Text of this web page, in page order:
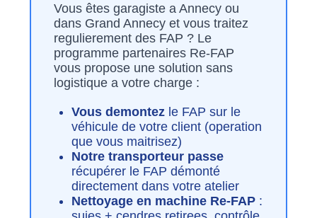
Vous êtes garagiste a Annecy ou
dans Grand Annecy et vous traitez
regulierement des FAP ? Le
programme partenaires Re-FAP
vous propose une solution sans
logistique a votre charge :
Vous demontez le FAP sur le
véhicule de votre client (operation
que vous maitrisez)
Notre transporteur passe
récupérer le FAP démonté
directement dans votre atelier
Nettoyage en machine Re-FAP :